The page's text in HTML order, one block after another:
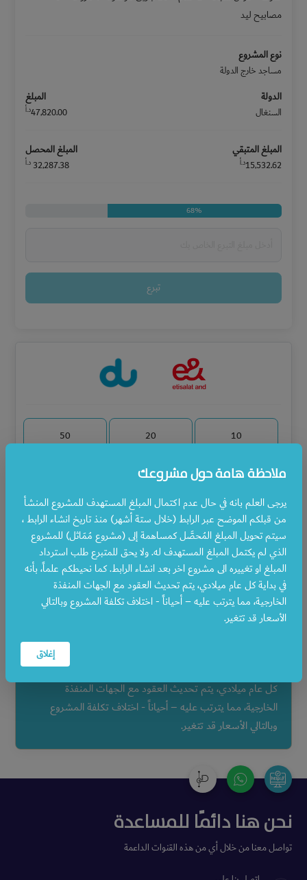
مصابيح ليد
نوع المشروع
مساجد خارج الدولة
الدولة
السنغال
المبلغ
47,820.00د.أ
المبلغ المتبقي
15,532.62د.أ
المبلغ المحصل
32,287.38 د.أ
68%
تبرع
10
20
50
100
200
ملاحظة هامة حول مشروعك
يرجى العلم بانه في حال عدم اكتمال المبلغ المستهدف
للمشروع المنشأ من قبلكم الموضح عبر الرابط (خلال ستة
أشهر) منذ تاريخ انشاء الرابط ، سيتم تحويل المبلغ المُحصَّل
المستهدف له. ولا يحق للمتبرع طلب استرداد المبلغ او تغييره
الى مشروع اخر بعد انشاء الرابط. كما نحيطكم علماً، بأنه في بداية
كل عام ميلادي، يتم تحديث العقود مع الجهات المنفذة
الخارجية، مما يترتب عليه – أحياناً - اختلاف تكلفة المشروع
وبالتالي الأسعار قد تتغير.
ملاحظة هامة حول مشروعك
يرجى العلم بانه في حال عدم اكتمال المبلغ المستهدف للمشروع المنشأ
من قبلكم الموضح عبر الرابط (خلال ستة أشهر) منذ تاريخ انشاء الرابط ،
سيتم تحويل المبلغ المُحصَّل كمساهمة إلى (مشروع مُمَاثل) للمشروع
الذي لم يكتمل المبلغ المستهدف له. ولا يحق للمتبرع طلب استرداد
المبلغ او تغييره الى مشروع اخر بعد انشاء الرابط. كما نحيطكم علماً، بأنه
في بداية كل عام ميلادي، يتم تحديث العقود مع الجهات المنفذة
الخارجية، مما يترتب عليه – أحياناً - اختلاف تكلفة المشروع وبالتالي
الأسعار قد تتغير.
إغلاق
نحن هنا دائمًا للمساعدة
تواصل معنا من خلال أي من هذه القنوات الداعمة